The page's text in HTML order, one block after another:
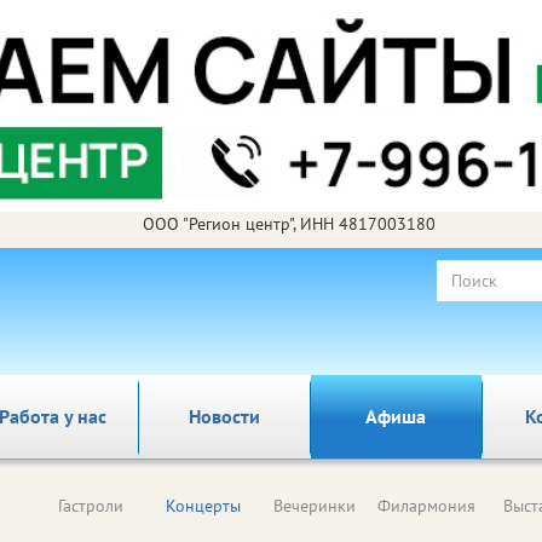
ООО "Регион центр", ИНН 4817003180
у нас Новости Афиша
Гастроли Концерты Вечеринки Филармония